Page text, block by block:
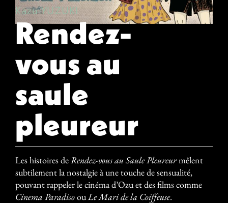
Kazu YUZUKI
Rendez-
vous au
saule
pleureur
Les histoires deRendez-vous au Saule Pleureurmêlent
subtilement la nostalgie à une touche de sensualité,
pouvant rappeler le cinéma d’Ozu et des films comme
Cinema ParadisoouLe Mari de la Coiffeuse.